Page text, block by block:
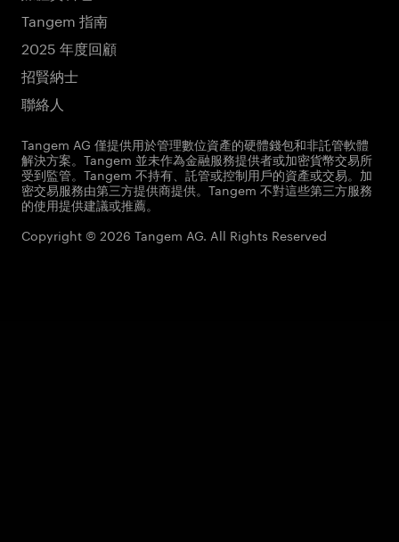
Tangem 指南
2025 年度回顧
招賢納士
聯絡人
Tangem AG 僅提供用於管理數位資產的硬體錢包和非託管軟體
解決方案。Tangem 並未作為金融服務提供者或加密貨幣交易所
受到監管。Tangem 不持有、託管或控制用戶的資產或交易。加
密交易服務由第三方提供商提供。Tangem 不對這些第三方服務
的使用提供建議或推薦。